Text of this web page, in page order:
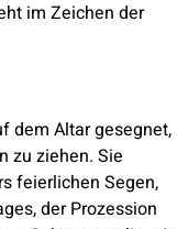
im Zeichen der
dem Altar gesegnet,
zu ziehen. Sie
feierlichen Segen,
der Prozession